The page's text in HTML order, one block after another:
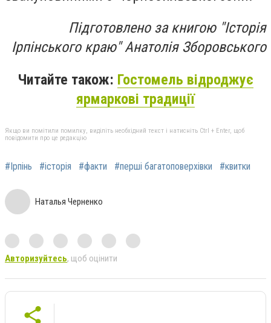
Підготовлено за книгою "Історія
Ірпінського краю" Анатолія Зборовського
Читайте також: Гостомель відроджує
ярмаркові традиції
Якщо ви помітили помилку, виділіть необхідний текст і натисніть Ctrl + Enter, щоб
повідомити про це редакцію
#Ірпінь #історія #факти #перші багатоповерхівки #квитки
Наталья Черненко
Авторизуйтесь, щоб оцінити